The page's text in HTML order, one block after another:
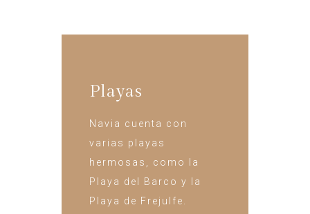
Playas
Navia cuenta con
varias playas
hermosas, como la
Playa del Barco y la
Playa de Frejulfe.